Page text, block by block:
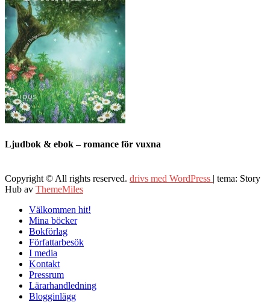
Ljudbok & ebok – romance för vuxna
Copyright © All rights reserved. drivs med WordPress | tema: Story
Hub av ThemeMiles
Välkommen hit!
Mina böcker
Bokförlag
Författarbesök
I media
Kontakt
Pressrum
Lärarhandledning
Blogginlägg